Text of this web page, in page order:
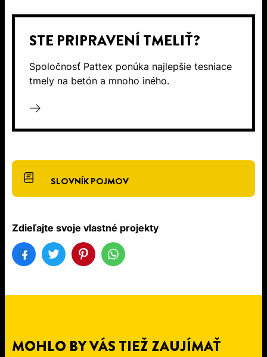
STE PRIPRAVENÍ TMELIŤ?
Spoločnosť Pattex ponúka najlepšie tesniace
tmely na betón a mnoho iného.
SLOVNÍK POJMOV
Zdieľajte svoje vlastné projekty
MOHLO BY VÁS TIEŽ ZAUJÍMAŤ